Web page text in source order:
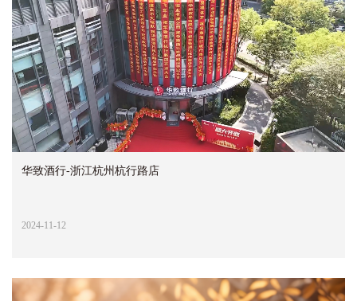
华致酒行-浙江杭州杭行路店
2024-11-12